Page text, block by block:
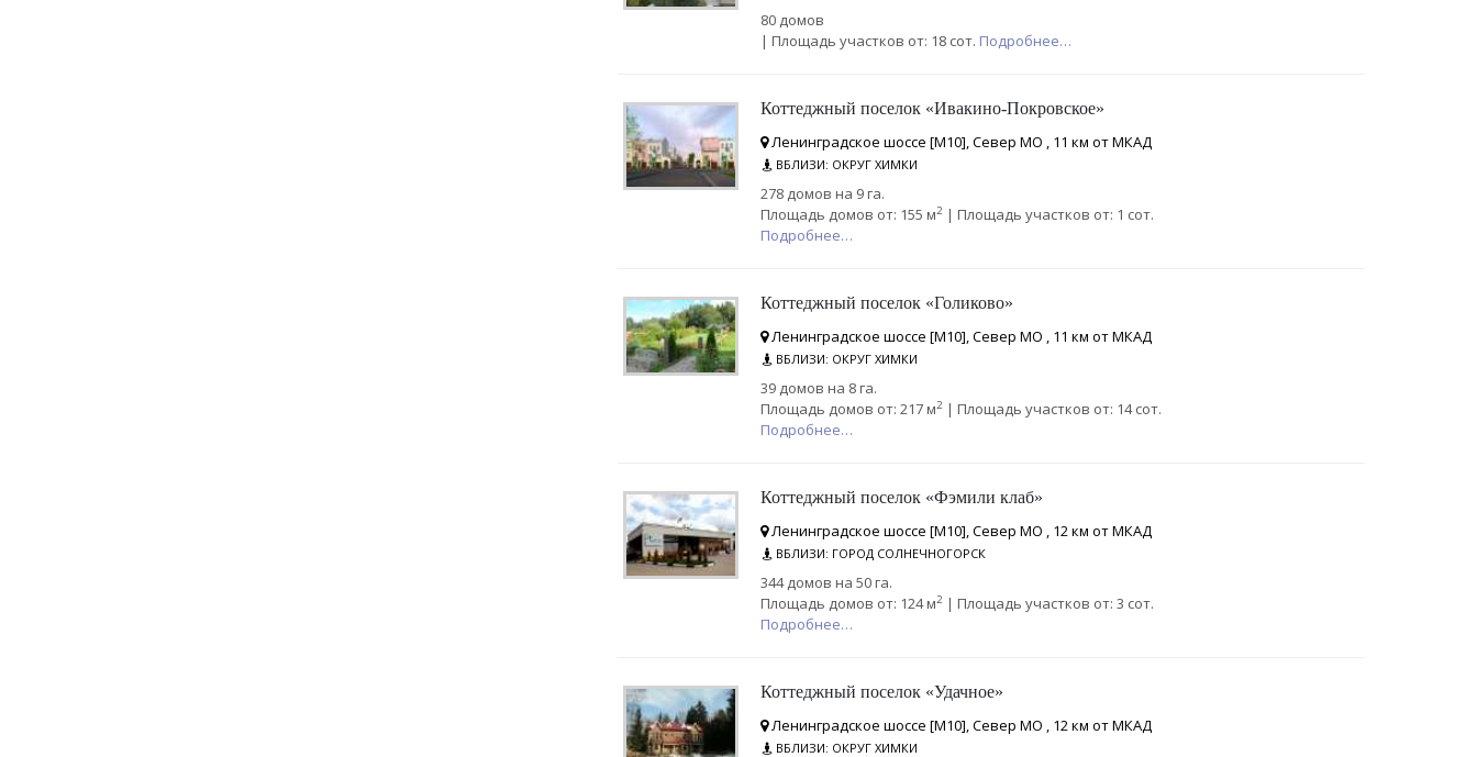
80 домов
| Площадь участков от: 18 сот. Подробнее…
Коттеджный поселок «Ивакино-Покровское»
Ленинградское шоссе [М10], Север МО , 11 км от МКАД
ВБЛИЗИ: ОКРУГ ХИМКИ
278 домов на 9 га.
Площадь домов от: 155 м2 | Площадь участков от: 1 сот.
Подробнее…
Коттеджный поселок «Голиково»
Ленинградское шоссе [М10], Север МО , 11 км от МКАД
ВБЛИЗИ: ОКРУГ ХИМКИ
39 домов на 8 га.
Площадь домов от: 217 м2 | Площадь участков от: 14 сот.
Подробнее…
Коттеджный поселок «Фэмили клаб»
Ленинградское шоссе [М10], Север МО , 12 км от МКАД
ВБЛИЗИ: ГОРОД СОЛНЕЧНОГОРСК
344 домов на 50 га.
Площадь домов от: 124 м2 | Площадь участков от: 3 сот.
Подробнее…
Коттеджный поселок «Удачное»
Ленинградское шоссе [М10], Север МО , 12 км от МКАД
ВБЛИЗИ: ОКРУГ ХИМКИ